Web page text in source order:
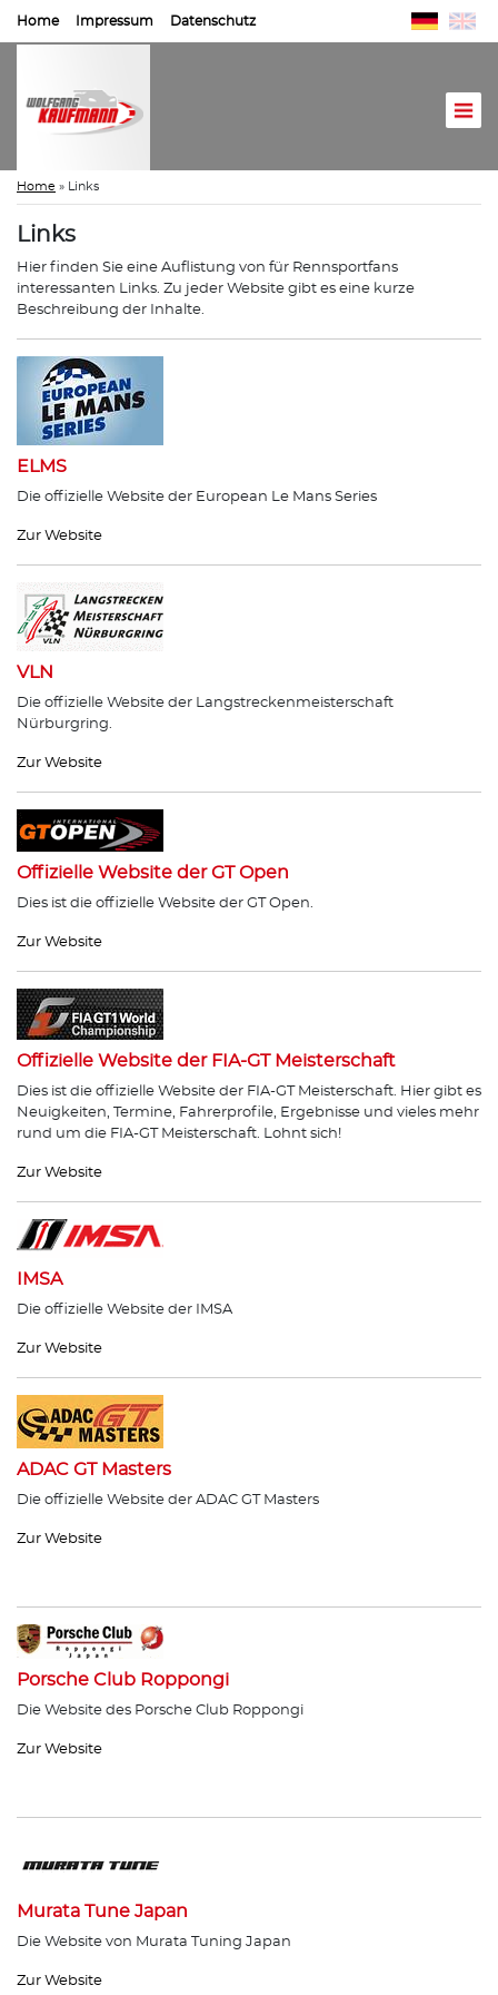
Home Impressum Datenschutz
Home » Links
Links
Hier finden Sie eine Auflistung von für Rennsportfans
interessanten Links. Zu jeder Website gibt es eine kurze
Beschreibung der Inhalte.
ELMS
Die offizielle Website der European Le Mans Series
Zur Website
VLN
Die offizielle Website der Langstreckenmeisterschaft
Nürburgring.
Zur Website
Offizielle Website der GT Open
Dies ist die offizielle Website der GT Open.
Zur Website
Offizielle Website der FIA-GT Meisterschaft
Dies ist die offizielle Website der FIA-GT Meisterschaft. Hier gibt es
Neuigkeiten, Termine, Fahrerprofile, Ergebnisse und vieles mehr
rund um die FIA-GT Meisterschaft. Lohnt sich!
Zur Website
IMSA
Die offizielle Website der IMSA
Zur Website
ADAC GT Masters
Die offizielle Website der ADAC GT Masters
Zur Website
Porsche Club Roppongi
Die Website des Porsche Club Roppongi
Zur Website
Murata Tune Japan
Die Website von Murata Tuning Japan
Zur Website